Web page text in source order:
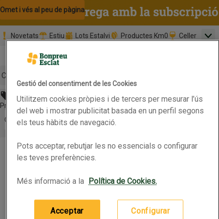
Omet i vés al contingut
Omet i vés a la cerca
Omet i vés al peu de pàgina
Novetats Estiu Lots Estalvi Productes Km0 Celler
Promoció clients nous
Botó del menú principal
Abans 10,95€
Preu rebaixat. Vàlid fins 13/07/2026
Obre-ho per veure una llista de les opcions d'ordenació
Ordena
Productes en oferta
ULTIMA Menjar de salmó per a gat adultULTIMA Menjar de salmó per a gat adult
1.5kg (7,30 € per quilo)
10,95 €
Afegeix
Gestió del consentiment de les Cookies
Utilitzem cookies pròpies i de tercers per mesurar l’ús
del web i mostrar publicitat basada en un perfil segons
els teus hàbits de navegació.
Pots acceptar, rebutjar les no essencials o configurar
les teves preferències.
Més informació a la Política de Cookies.
Configurar
Acceptar